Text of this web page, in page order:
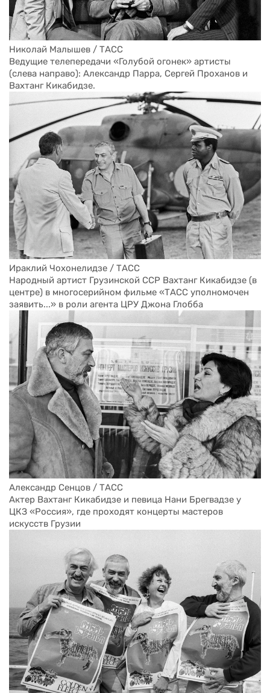
Николай Малышев / ТАСС
Ведущие телепередачи «Голубой огонек» артисты
(слева направо): Александр Парра, Сергей Проханов и
Вахтанг Кикабидзе.
Ираклий Чохонелидзе / ТАСС
Народный артист Грузинской ССР Вахтанг Кикабидзе (в
центре) в многосерийном фильме «ТАСС уполномочен
заявить...» в роли агента ЦРУ Джона Глобба
Александр Сенцов / ТАСС
Актер Вахтанг Кикабидзе и певица Нани Брегвадзе у
ЦКЗ «Россия», где проходят концерты мастеров
искусств Грузии